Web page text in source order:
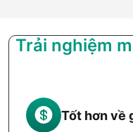
Trải nghiệm
Tốt hơn về